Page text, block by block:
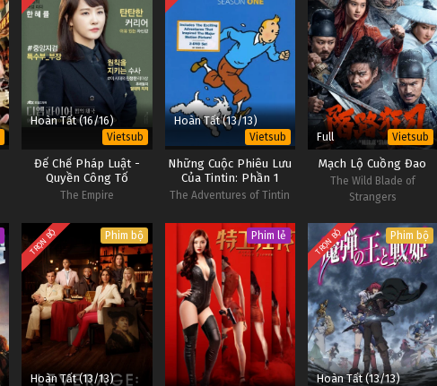
Hoàn Tất (16/16)
Vietsub
Đế Chế Pháp Luật -
Quyền Công Tố
The Empire
Hoàn Tất (13/13)
Vietsub
Những Cuộc Phiêu Lưu
Của Tintin: Phần 1
The Adventures of Tintin
Full Vietsub
Mạch Lộ Cuồng Đao
The Wild Blade of
Strangers
TRỌN BỘ Phim bộ
Hoàn Tất (13/13)
Phim lẻ TRỌN BỘ Phim bộ
Hoàn Tất (13/13)